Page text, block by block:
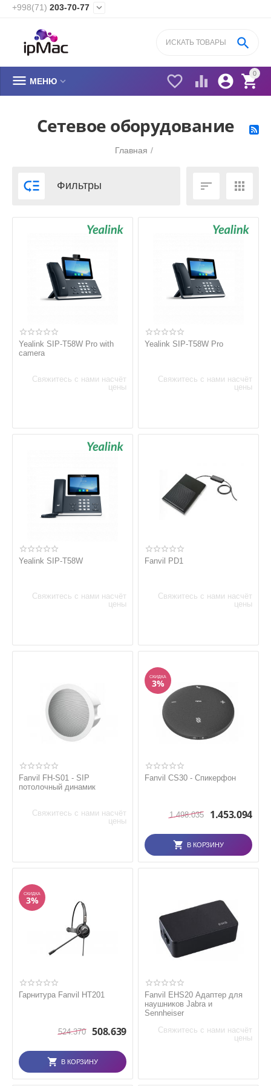
+998(71) 203-70-77 
0


 

 МЕНЮ 
Сетевое оборудование
Главная /
 Фильтры  
Yealink SIP-T58W Pro with
camera
Свяжитесь с нами насчёт
цены
Yealink SIP-T58W Pro
Свяжитесь с нами насчёт
цены
Yealink SIP-T58W
Свяжитесь с нами насчёт
цены
Fanvil PD1
Свяжитесь с нами насчёт
цены
Fanvil FH-S01 - SIP
потолочный динамик
Свяжитесь с нами насчёт
цены
СКИДКА
3%
Fanvil CS30 - Спикерфон
1.498.035 1.453.094
В КОРЗИНУ
СКИДКА
3%
Гарнитура Fanvil HT201
524.370 508.639
В КОРЗИНУ
Fanvil EHS20 Адаптер для
наушников Jabra и
Sennheiser
Свяжитесь с нами насчёт
цены